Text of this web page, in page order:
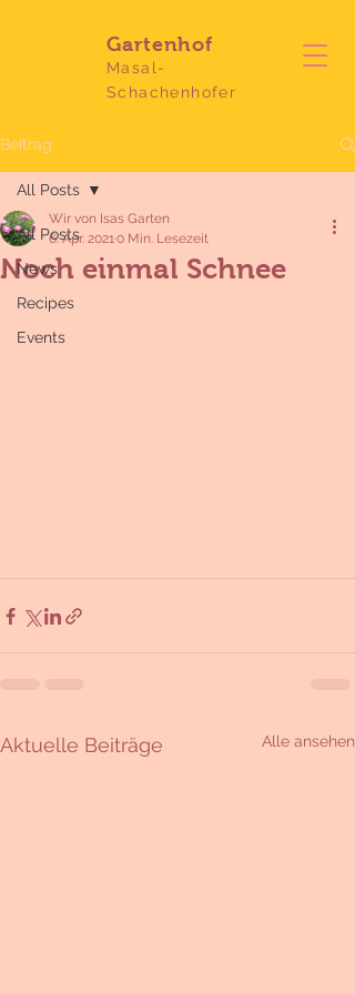
Gartenhof
Masal-
Schachenhofer
Beitrag
All Posts
News
Recipes
Events
All Posts
Noch einmal Schnee
Wir von Isas Garten
6. Apr. 20210 Min. Lesezeit
Aktuelle Beiträge Alle ansehen